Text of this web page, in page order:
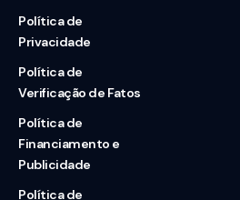
Política de
Privacidade
Política de
Verificação de Fatos
Política de
Financiamento e
Publicidade
Política de